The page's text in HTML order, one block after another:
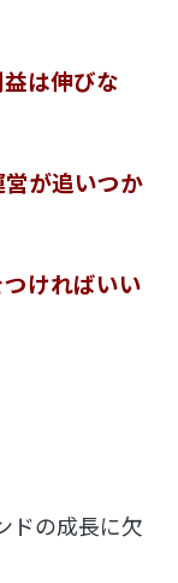
は伸びな
営が追いつか
ければいい
ドの成長に欠